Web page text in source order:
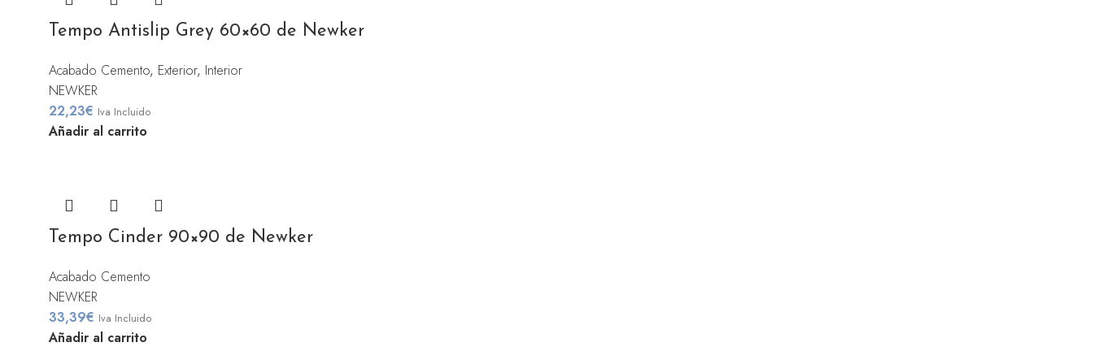
Tempo Antislip Grey 60×60 de Newker
Acabado Cemento, Exterior, Interior
NEWKER
22,23€ Iva Incluido
Añadir al carrito
Tempo Cinder 90×90 de Newker
Acabado Cemento
NEWKER
33,39€ Iva Incluido
Añadir al carrito